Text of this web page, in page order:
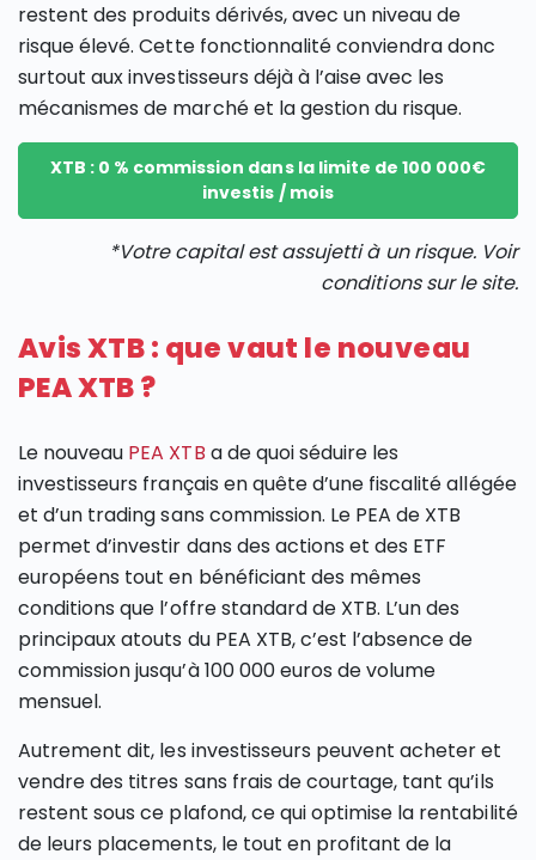
restent des produits dérivés, avec un niveau de
risque élevé. Cette fonctionnalité conviendra donc
surtout aux investisseurs déjà à l’aise avec les
mécanismes de marché et la gestion du risque.
XTB : 0 % commission dans la limite de 100 000€
investis / mois
*Votre capital est assujetti à un risque. Voir
conditions sur le site.
Avis XTB : que vaut le nouveau
PEA XTB ?
Le nouveau PEA XTB a de quoi séduire les
investisseurs français en quête d’une fiscalité allégée
et d’un trading sans commission. Le PEA de XTB
permet d’investir dans des actions et des ETF
européens tout en bénéficiant des mêmes
conditions que l’offre standard de XTB. L’un des
principaux atouts du PEA XTB, c’est l’absence de
commission jusqu’à 100 000 euros de volume
mensuel.
Autrement dit, les investisseurs peuvent acheter et
vendre des titres sans frais de courtage, tant qu’ils
restent sous ce plafond, ce qui optimise la rentabilité
de leurs placements, le tout en profitant de la